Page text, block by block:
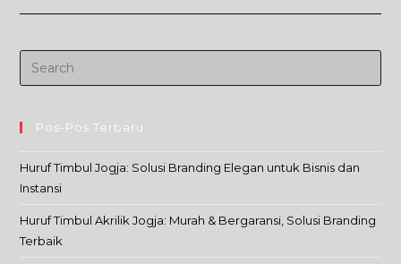
Pos-Pos Terbaru
Huruf Timbul Jogja: Solusi Branding Elegan untuk Bisnis dan
Instansi
Huruf Timbul Akrilik Jogja: Murah & Bergaransi, Solusi Branding
Terbaik